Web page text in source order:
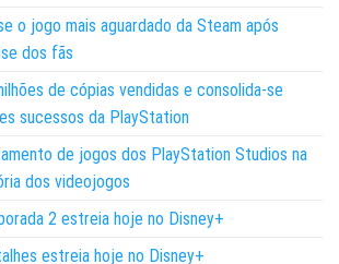
o jogo mais aguardado da Steam após
dos fãs
de cópias vendidas e consolida-se
sucessos da PlayStation
de jogos dos PlayStation Studios na
dos videojogos
2 estreia hoje no Disney+
estreia hoje no Disney+